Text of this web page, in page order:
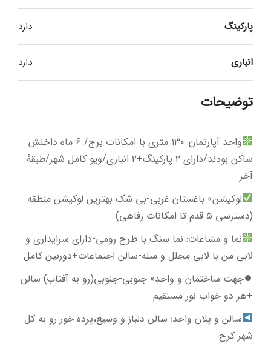
پارکینگ دارد
انباری دارد
توضیحات
واحد آپارتمان: ۱۳۰ متری با امکانات برج/ ۶ ماه داخلش
ساکن بودند/دارای ۲ پارکینگ+۲ انباری/ویو کامل شهر/طبقهٔ
آخر
لوکیشن» باغستان غربی-بی شک بهترین لوکیشن منطقه
(دسترسی ۵ قدم تا امکانات رفاهی)
نما و مشاعات: نما سنگ با طرح رومی-دارای سرایداری و
لابی من با لابی مجلل و مبله-سالن اجتماعات+دوربین کامل
⏺جهت ساختمان و واحد» جنوبی-جنوبی(رو به آفتاب) سالن
+هر دو خواب نور مستقیم
سالن و پلان واحد: سالن دلباز و وسیع،پرده خور رو به کل
شهر کرج